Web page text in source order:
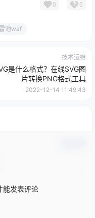
0 0
雷池waf
技术运维
是什么格式？在线SVG图
片转换PNG格式工具
2022-12-14 11:49:43
能发表评论